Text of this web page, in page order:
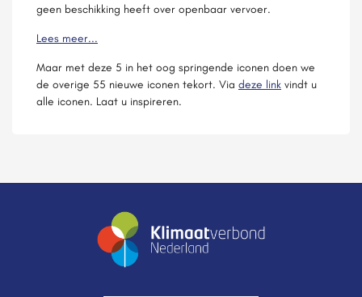
geen beschikking heeft over openbaar vervoer.
Lees meer...
Maar met deze 5 in het oog springende iconen doen we
de overige 55 nieuwe iconen tekort. Via deze link vindt u
alle iconen. Laat u inspireren.